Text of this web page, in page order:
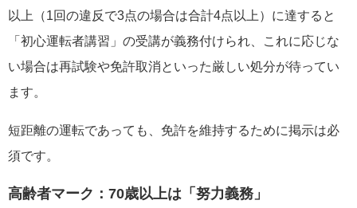
以上（1回の違反で3点の場合は合計4点以上）に達すると
「初心運転者講習」の受講が義務付けられ、これに応じな
い場合は再試験や免許取消といった厳しい処分が待ってい
ます。
短距離の運転であっても、免許を維持するために掲示は必
須です。
高齢者マーク：70歳以上は「努力義務」